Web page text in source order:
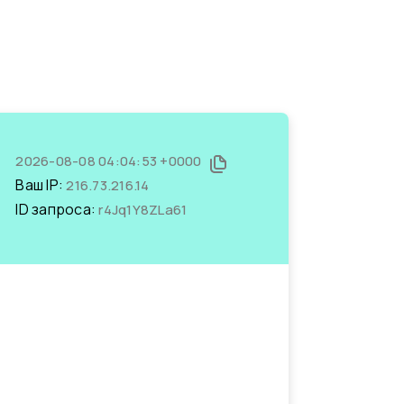
2026-08-08 04:04:53 +0000
Ваш IP:216.73.216.14
ID запроса:r4Jq1Y8ZLa61